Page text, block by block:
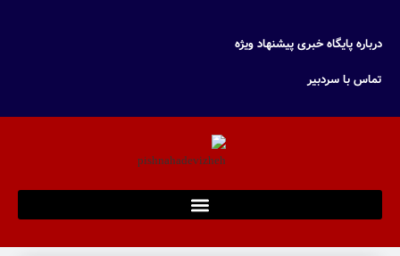
درباره پایگاه خبری پیشنهاد ویژه
تماس با سردبیر